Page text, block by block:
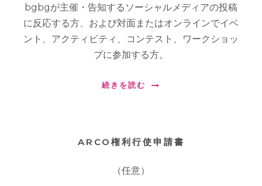
bgbgが主催・告知するソーシャルメディアの投稿
に反応する方、および対面またはオンラインでイベ
ント、アクティビティ、コンテスト、ワークショッ
プに参加する方。
続きを読む
ARCO権利行使申請書
（任意）